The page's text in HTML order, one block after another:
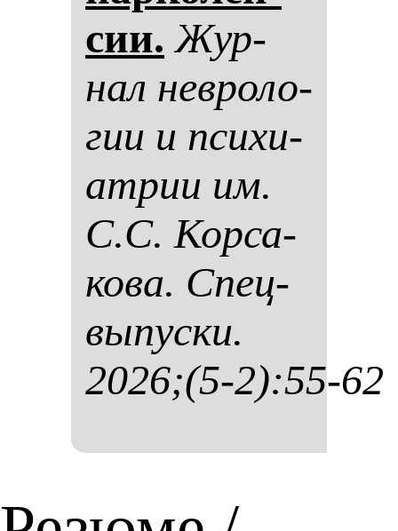
сии. Жур­
нал нев­ро­ло­
гии и пси­хи­
ат­рии им.
С.С. Кор­са­
ко­ва. Спец­
вы­пус­ки.
2026;(5-2):55-62